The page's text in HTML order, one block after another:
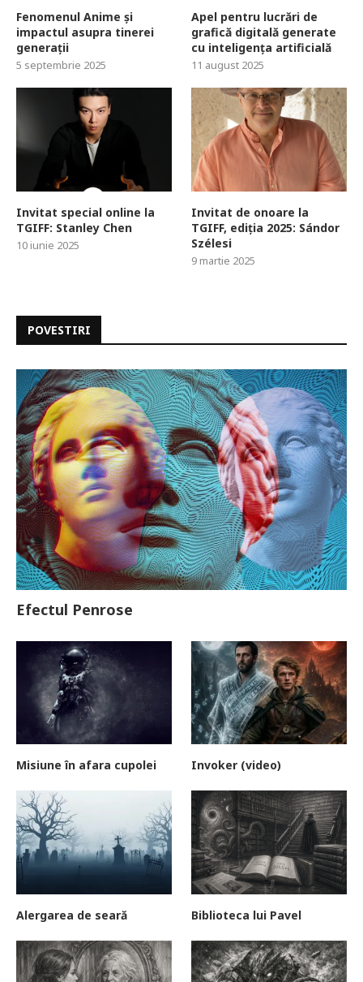
Fenomenul Anime și
impactul asupra tinerei
generații
5 septembrie 2025
Apel pentru lucrări de
grafică digitală generate
cu inteligența artificială
11 august 2025
Invitat special online la
TGIFF: Stanley Chen
10 iunie 2025
Invitat de onoare la
TGIFF, ediția 2025: Sándor
Szélesi
9 martie 2025
POVESTIRI
Efectul Penrose
Misiune în afara cupolei Invoker (video)
Alergarea de seară Biblioteca lui Pavel